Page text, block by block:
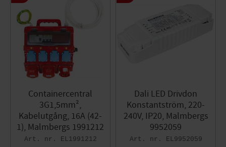
Containercentral
3G1,5mm²,
Kabelutgång, 16A (42-
1), Malmbergs 1991212
EL1991212
Dali LED Drivdon
Konstantström, 220-
240V, IP20, Malmbergs
9952059
EL9952059